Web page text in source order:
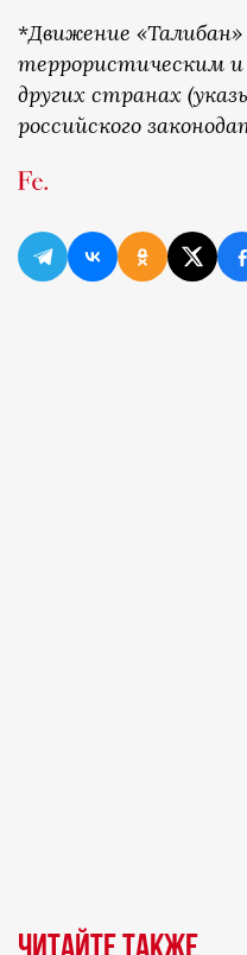
*Движение
террористическим
других странах
российского